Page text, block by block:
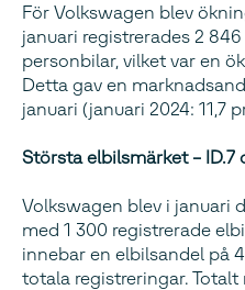
För Volkswagen blev
januari registrerades 2
personbilar, vilket var en
Detta gav en
januari (januari 2024: 11,7
Största elbilsmärket – ID.7
Volkswagen blev i januari
med 1 300 registrerade
innebar en elbilsandel på
totala registreringar.